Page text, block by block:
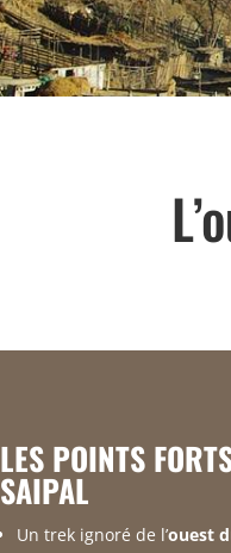
LES POINTS
SAIPAL
Un trek ignoré de l’ouest